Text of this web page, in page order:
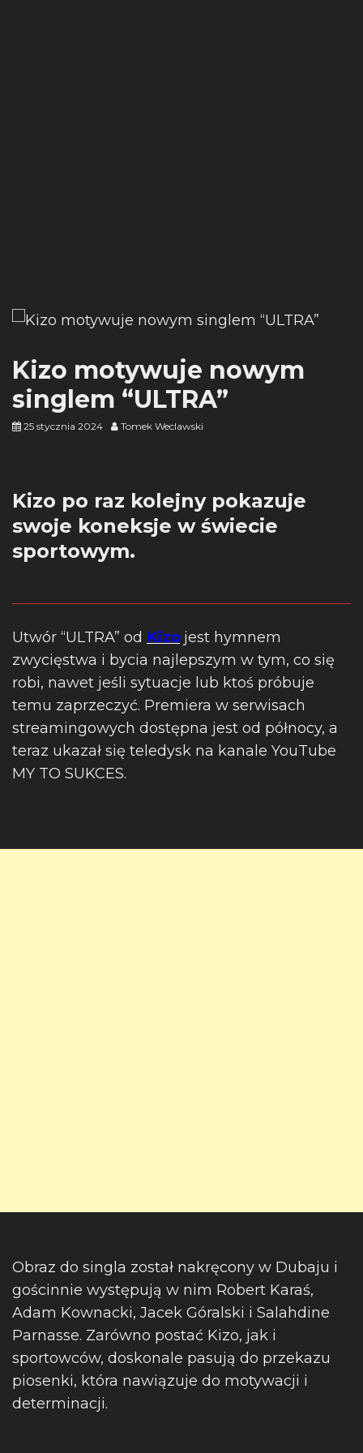
Kizo motywuje nowym
singlem “ULTRA”
25 stycznia 2024 Tomek Weclawski
Kizo po raz kolejny pokazuje
swoje koneksje w świecie
sportowym.
Utwór “ULTRA” od Kizo jest hymnem
zwycięstwa i bycia najlepszym w tym, co się
robi, nawet jeśli sytuacje lub ktoś próbuje
temu zaprzeczyć. Premiera w serwisach
streamingowych dostępna jest od północy, a
teraz ukazał się teledysk na kanale YouTube
MY TO SUKCES.
Obraz do singla został nakręcony w Dubaju i
gościnnie występują w nim Robert Karaś,
Adam Kownacki, Jacek Góralski i Salahdine
Parnasse. Zarówno postać Kizo, jak i
sportowców, doskonale pasują do przekazu
piosenki, która nawiązuje do motywacji i
determinacji.